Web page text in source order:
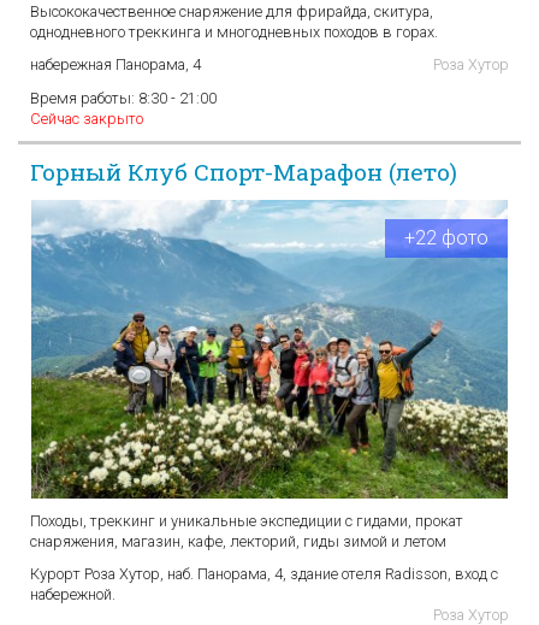
Высококачественное снаряжение для фрирайда, скитура,
однодневного треккинга и многодневных походов в горах.
набережная Панорама, 4
Роза Хутор
Время работы: 8:30 - 21:00
Сейчас закрыто
Горный Клуб Спорт-Марафон (лето)
+22 фото
Походы, треккинг и уникальные экспедиции с гидами, прокат
снаряжения, магазин, кафе, лекторий, гиды зимой и летом
Курорт Роза Хутор, наб. Панорама, 4, здание отеля Radisson, вход с
набережной.
Роза Хутор